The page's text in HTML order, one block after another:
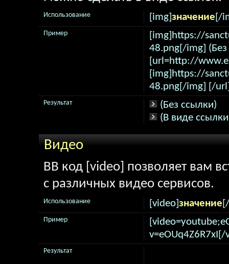
[img]значение[/
Использование
[img]https://
48.png[/img] (Без
[url=http://
[img]https://
48.png[/img] [/
Пример
(Без ссылки)
(В виде
Результат
Видео
BB код [video] позволяет вам
с различных видео сервисов.
[video]значение
Использование
v=eOUq4Z6R7xI[/
Пример
Результат